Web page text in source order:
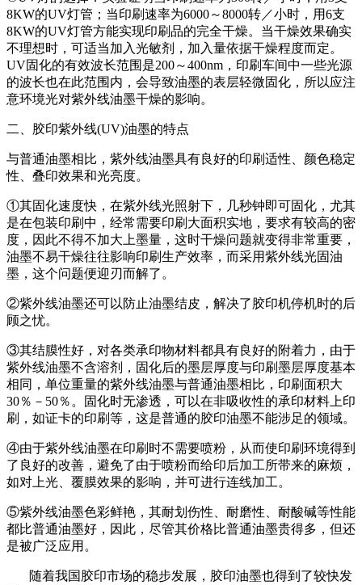
8KW的UV灯管；当印刷速率为6000～8000转／小时，用6支
8KW的UV灯管方能实现印刷品的完全干燥。当干燥效果确实
不理想时，可适当加入光敏剂，加入量依据干燥程度而定。
UV固化的有效波长范围是200～400nm，印刷车间中一些光源
的波长也在此范围内，会导致油墨的表层轻微固化，所以应注
意环境光对紫外线油墨干燥的影响。
二、胶印紫外线(UV)油墨的特点
与普通油墨相比，紫外线油墨具有良好的印刷适性、颜色稳定
性、叠印效果和光亮度。
①其固化速度快，在紫外线光照射下，几秒钟即可固化，尤其
是在包装印刷中，经常需要印刷大面积实地，要求有较高的密
度，因此不得不加大上墨量，这时干燥问题就变得非常重要，
油墨不易干燥往往影响印刷生产效率，而采用紫外线光固油
墨，这个问题便迎刃而解了。
②紫外线油墨还可以防止油墨结皮，解决了胶印机停机时的后
顾之忧。
③其结膜性好，对各类承印物材料都具有良好的附着力，由于
紫外线油墨不含溶剂，固化后的墨层厚度与印刷墨层厚度基本
相同，单位重量的紫外线油墨与普通油墨相比，印刷面积大
30％－50％。固化时无渗透，可以在非吸收性的承印材料上印
刷，如证卡的印刷等，这是普通的胶印油墨不能涉足的领域。
④由于紫外线油墨在印刷时不需要喷粉，从而使印刷环境得到
了良好的改善，避免了由于喷粉而给印后加工所带来的麻烦，
如对上光、覆膜效果的影响，并可进行连线加工。
⑤紫外线油墨色彩鲜艳，其耐划伤性、耐磨性、耐酸碱等性能
都比普通油墨好，因此，尽管其价格比普通油墨贵得多，但还
是被广泛应用。
随着我国胶印市场的稳步发展，胶印油墨也得到了较快发